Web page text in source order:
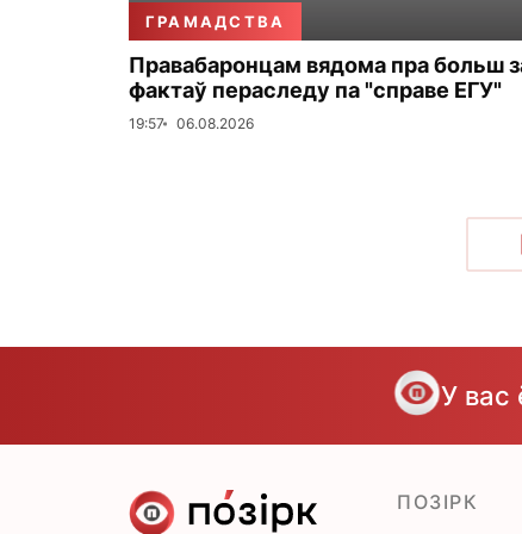
ГРАМАДСТВА
Правабаронцам вядома пра больш
фактаў пераследу па "справе ЕГУ"
19:57 06.08.2026
У вас
ПОЗІРК